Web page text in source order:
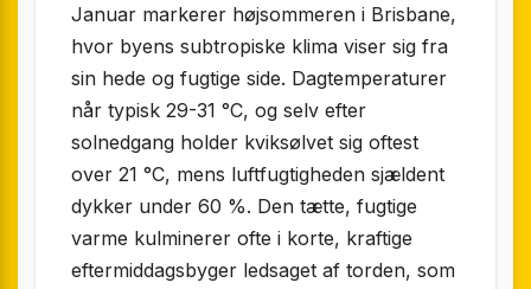
Januar markerer højsommeren i Brisbane,
hvor byens subtropiske klima viser sig fra
sin hede og fugtige side. Dagtemperaturer
når typisk 29-31 °C, og selv efter
solnedgang holder kviksølvet sig oftest
over 21 °C, mens luftfugtigheden sjældent
dykker under 60 %. Den tætte, fugtige
varme kulminerer ofte i korte, kraftige
eftermiddagsbyger ledsaget af torden, som